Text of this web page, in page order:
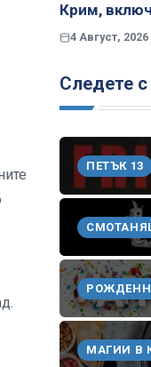
Крим,
4 Август, 2026
Следете
ПЕТЪК 13
МАГИИ В